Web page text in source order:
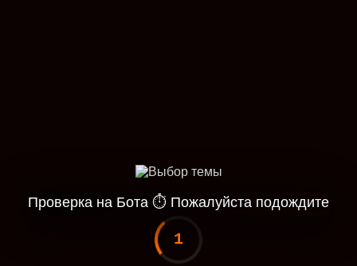
Проверка на Бота ⏱ Пожалуйста подождите
1